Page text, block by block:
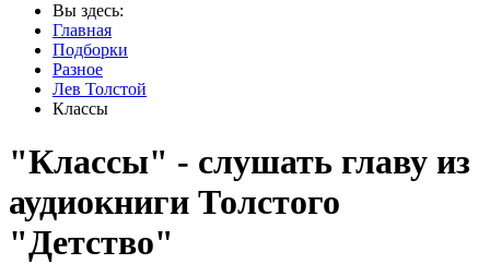
Вы здесь:
Главная
Подборки
Разное
Лев Толстой
Классы
"Классы" - слушать главу из
аудиокниги Толстого
"Детство"